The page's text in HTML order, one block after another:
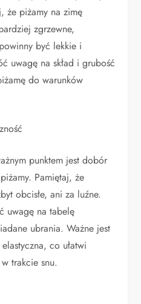
że piżamy na zimę
zgrzewne,
być lekkie i
uwagę na skład i grubość
do warunków
punktem jest dobór
Pamiętaj, że
obcisłe, ani za luźne.
uwagę na tabelę
ubrania. Ważne jest
co ułatwi
trakcie snu.